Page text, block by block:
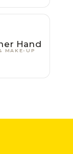
Hand
MAKE-UP